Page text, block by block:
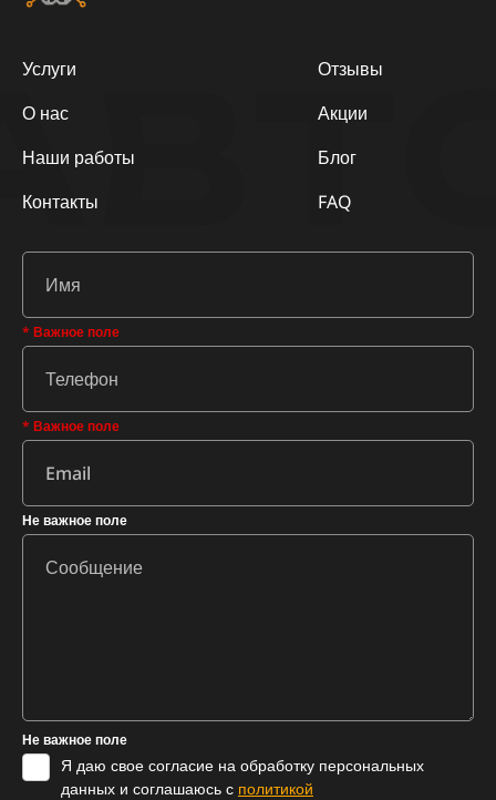
Услуги
О нас
Наши работы
Контакты
Отзывы
Акции
Блог
FAQ
* Важное поле
* Важное поле
Не важное поле
Не важное поле
Я даю свое согласие на обработку персональных
данных и соглашаюсь с политикой